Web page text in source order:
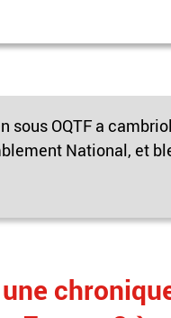
sous OQTF a
National, et